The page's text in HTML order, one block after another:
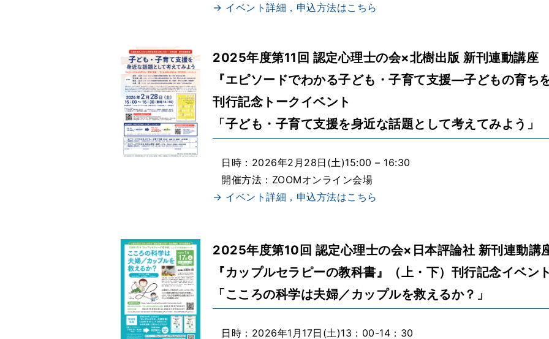
→ イベント詳細，申込方法はこちら
2025年度第11回 認定心理士の会×北樹出版 新刊連動講座
『エピソードでわかる子ども・子育て支援―子どもの育ち
刊行記念トークイベント
「子ども・子育て支援を身近な話題として考えてみよう」
日時：2026年2月28日(土)15:00 – 16:30
開催方法：ZOOMオンライン会場
→ イベント詳細，申込方法はこちら
2025年度第10回 認定心理士の会×日本評論社 新刊連動講
『カップルセラピーの教科書』（上・下）刊行記念イベン
「こころの科学は夫婦／カップルを救えるか？」
日時：2026年1月17日(土)13：00-14：30